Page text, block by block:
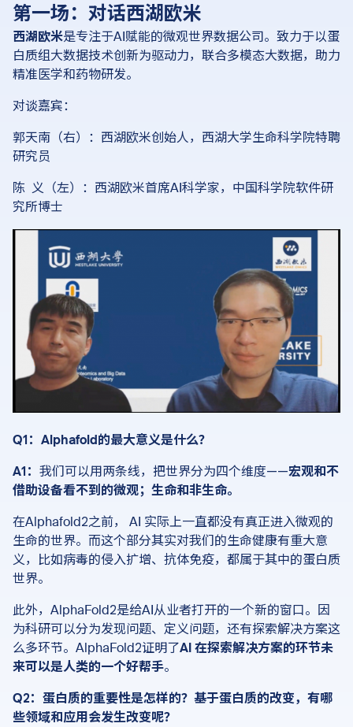
第一场：对话西湖欧米
西湖欧米是专注于AI赋能的微观世界数据公司。致力于以蛋
白质组大数据技术创新为驱动力，联合多模态大数据，助力
精准医学和药物研发。
对谈嘉宾：
郭天南（右）：西湖欧米创始人，西湖大学生命科学院特聘
研究员
陈 义（左）：西湖欧米首席AI科学家，中国科学院软件研
究所博士
Q1：Alphafold的最大意义是什么？
A1： 我们可以用两条线，把世界分为四个维度——宏观和不
借助设备看不到的微观；生命和非生命。
在Alphafold2之前， AI 实际上一直都没有真正进入微观的
生命的世界。而这个部分其实对我们的生命健康有重大意
义，比如病毒的侵入扩增、抗体免疫，都属于其中的蛋白质
世界。
此外，AlphaFold2是给AI从业者打开的一个新的窗口。因
为科研可以分为发现问题、定义问题，还有探索解决方案这
么多环节。AlphaFold2证明了AI 在探索解决方案的环节未
来可以是人类的一个好帮手。
Q2：蛋白质的重要性是怎样的？基于蛋白质的改变，有哪
些领域和应用会发生改变呢？